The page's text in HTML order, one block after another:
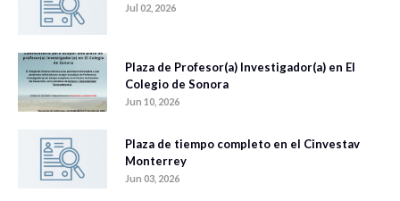
Jul 02, 2026
Plaza de Profesor(a) Investigador(a) en El
Colegio de Sonora
Jun 10, 2026
Plaza de tiempo completo en el Cinvestav
Monterrey
Jun 03, 2026